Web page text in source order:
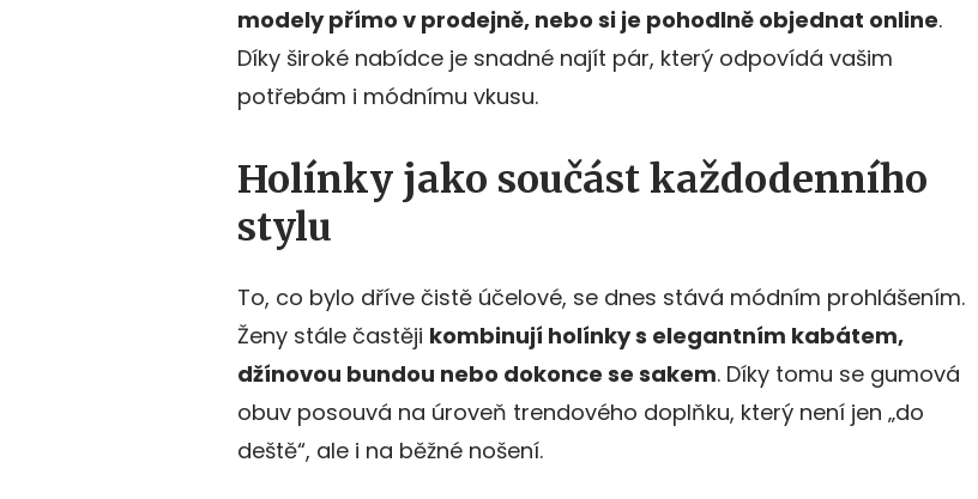
modely přímo v prodejně, nebo si je pohodlně objednat online.
Díky široké nabídce je snadné najít pár, který odpovídá vašim
potřebám i módnímu vkusu.
Holínky jako součást každodenního
stylu
To, co bylo dříve čistě účelové, se dnes stává módním prohlášením.
Ženy stále častěji kombinují holínky s elegantním kabátem,
džínovou bundou nebo dokonce se sakem. Díky tomu se gumová
obuv posouvá na úroveň trendového doplňku, který není jen „do
deště“, ale i na běžné nošení.